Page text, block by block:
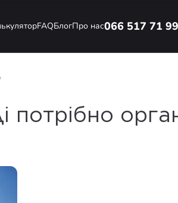
FAQБлогПро нас066 517 71 99
потрібно